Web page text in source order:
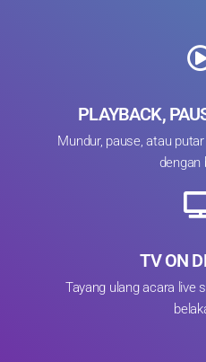
PLAYBACK,
Mundur, pause, atau
dengan
TV ON
Tayang ulang acara live